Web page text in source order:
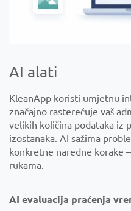
AI alati
KleanApp koristi umjetnu
značajno rasterećuje vaš
velikih količina podataka iz
izostanaka. AI sažima
konkretne naredne korake
rukama.
AI evaluacija praćenja